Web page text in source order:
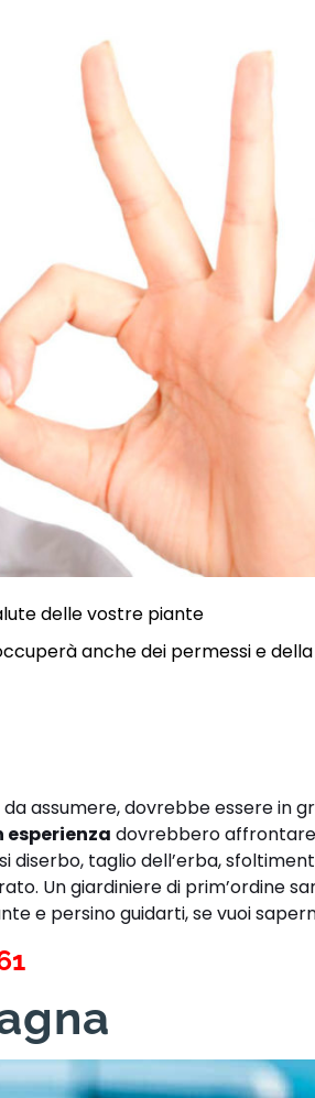
delle vostre piante
anche dei permessi e della
assumere, dovrebbe essere in
dovrebbero affrontare
taglio dell’erba,
Un giardiniere di prim’ordine
e persino guidarti, se vuoi